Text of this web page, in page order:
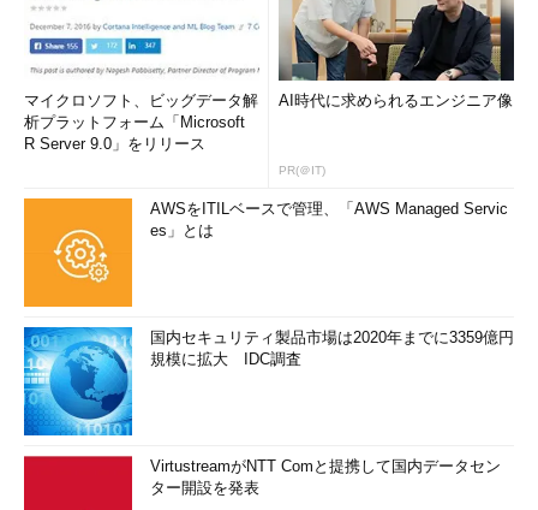
マイクロソフト、ビッグデータ解
析プラットフォーム「Microsoft
R Server 9.0」をリリース
AI時代に求められるエンジニア像
PR(＠IT)
AWSをITILベースで管理、「AWS Managed Servic
es」とは
国内セキュリティ製品市場は2020年までに3359億円
規模に拡大 IDC調査
VirtustreamがNTT Comと提携して国内データセン
ター開設を発表